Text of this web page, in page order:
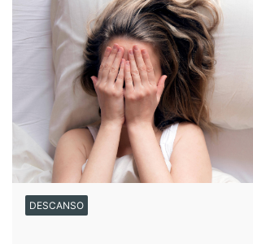
DESCANSO